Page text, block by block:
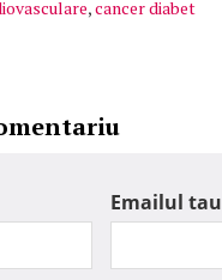
,cancer diabet
Emailul tau